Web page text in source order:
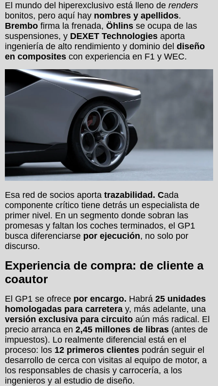
El mundo del hiperexclusivo está lleno de renders
bonitos, pero aquí hay nombres y apellidos.
Brembo firma la frenada, Öhlins se ocupa de las
suspensiones, y DEXET Technologies aporta
ingeniería de alto rendimiento y dominio del diseño
en composites con experiencia en F1 y WEC.
Esa red de socios aporta trazabilidad. Cada
componente crítico tiene detrás un especialista de
primer nivel. En un segmento donde sobran las
promesas y faltan los coches terminados, el GP1
busca diferenciarse por ejecución, no solo por
discurso.
Experiencia de compra: de cliente a
coautor
El GP1 se ofrece por encargo. Habrá 25 unidades
homologadas para carretera y, más adelante, una
versión exclusiva para circuito aún más radical. El
precio arranca en 2,45 millones de libras (antes de
impuestos). Lo realmente diferencial está en el
proceso: los 12 primeros clientes podrán seguir el
desarrollo de cerca con visitas al equipo de motor, a
los responsables de chasis y carrocería, a los
ingenieros y al estudio de diseño.